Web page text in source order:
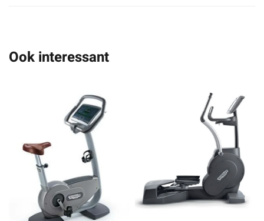
Ook interessant